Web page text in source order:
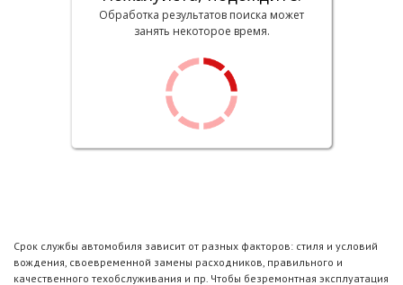
Обработка результатов поиска может
занять некоторое время.
Срок службы автомобиля зависит от разных факторов: стиля и условий
вождения, своевременной замены расходников, правильного и
качественного техобслуживания и пр. Чтобы безремонтная эксплуатация